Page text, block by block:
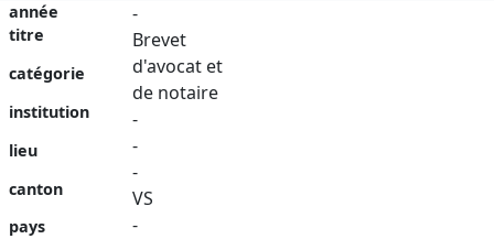
année
titre
catégorie
institution
lieu
canton
pays
-
Brevet
d'avocat et
de notaire
-
-
-
VS
-